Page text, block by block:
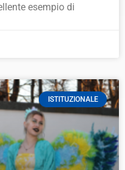
esempio di
ISTITUZIONALE